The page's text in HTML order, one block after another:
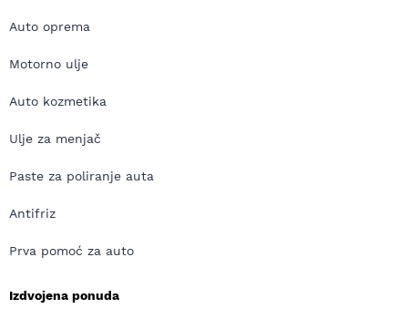
Auto oprema
Motorno ulje
Auto kozmetika
Ulje za menjač
Paste za poliranje auta
Antifriz
Prva pomoć za auto
Izdvojena ponuda